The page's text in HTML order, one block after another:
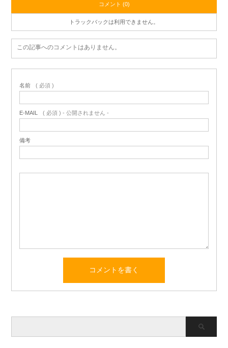
コメント (0)
トラックバックは利用できません。
この記事へのコメントはありません。
名前 ( 必須 )
E-MAIL ( 必須 ) - 公開されません -
備考